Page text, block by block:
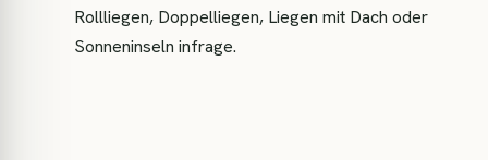
Rollliegen, Doppelliegen, Liegen mit Dach oder
Sonneninseln infrage.